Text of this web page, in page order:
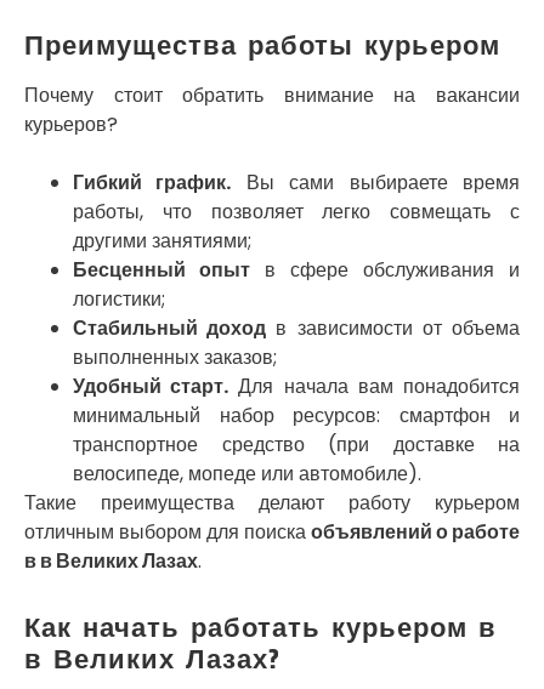
Преимущества работы курьером
Почему стоит обратить внимание на вакансии
курьеров?
Гибкий график. Вы сами выбираете время
работы, что позволяет легко совмещать с
другими занятиями;
Бесценный опыт в сфере обслуживания и
логистики;
Стабильный доход в зависимости от объема
выполненных заказов;
Удобный старт. Для начала вам понадобится
минимальный набор ресурсов: смартфон и
транспортное средство (при доставке на
велосипеде, мопеде или автомобиле).
Такие преимущества делают работу курьером
отличным выбором для поискаобъявлений о работе
в в Великих Лазах.
Как начать работать курьером в
в Великих Лазах?
Покров
Прилуки
Путивль
Раздельная
Решетиловка
Ромны
Ровно
Рудное
Самбор
Счастливое
Шепетовка
Шостка
Шпола
Синельниково
Славута
Славутич
Слобожанское
Софиевская Борщаговка
Сокольники